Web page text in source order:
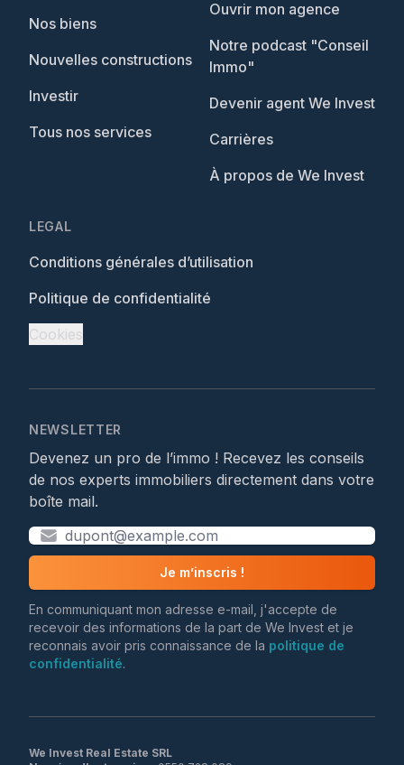
Nos biens
Nouvelles constructions
Investir
Tous nos services
Ouvrir mon agence
Notre podcast "Conseil
Immo"
Devenir agent We Invest
Carrières
À propos de We Invest
LEGAL
Conditions générales d’utilisation
Politique de confidentialité
Cookies
NEWSLETTER
Devenez un pro de l’immo ! Recevez les conseils
de nos experts immobiliers directement dans votre
boîte mail.
Je m’inscris !
En communiquant mon adresse e-mail, j'accepte de
recevoir des informations de la part de We Invest et je
reconnais avoir pris connaissance de la politique de
confidentialité.
We Invest Real Estate SRL